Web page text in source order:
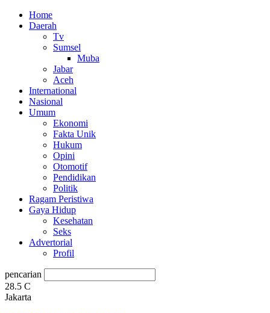
Home
Daerah
Tv
Sumsel
Muba
Jabar
Aceh
International
Nasional
Umum
Ekonomi
Fakta Unik
Hukum
Opini
Otomotif
Pendidikan
Politik
Ragam Peristiwa
Gaya Hidup
Kesehatan
Seks
Advertorial
Profil
pencarian
28.5 C
Jakarta